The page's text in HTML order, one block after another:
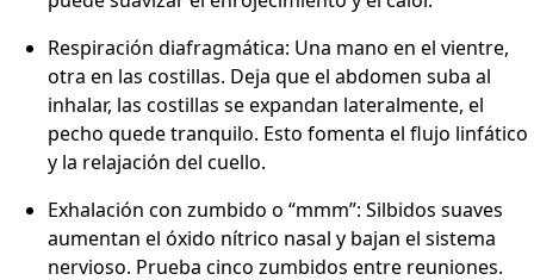
Respiración diafragmática: Una mano en el vientre,
otra en las costillas. Deja que el abdomen suba al
inhalar, las costillas se expandan lateralmente, el
pecho quede tranquilo. Esto fomenta el flujo linfático
y la relajación del cuello.
Exhalación con zumbido o “mmm”: Silbidos suaves
aumentan el óxido nítrico nasal y bajan el sistema
nervioso. Prueba cinco zumbidos entre reuniones.